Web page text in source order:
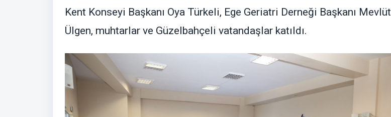
Kent Konseyi Başkanı Oya Türkeli, Ege Geriatri Derneği Başkanı Mevlüt
Ülgen, muhtarlar ve Güzelbahçeli vatandaşlar katıldı.